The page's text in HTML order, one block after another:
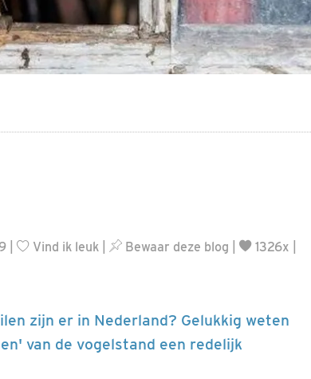
| Vind ik leuk Bewaar deze blog
1326x |
zijn er in Nederland? Gelukkig weten
van de vogelstand een redelijk